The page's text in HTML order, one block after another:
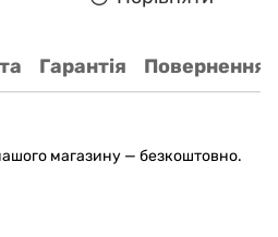
Гарантія Повернення
магазину — безкоштовно.